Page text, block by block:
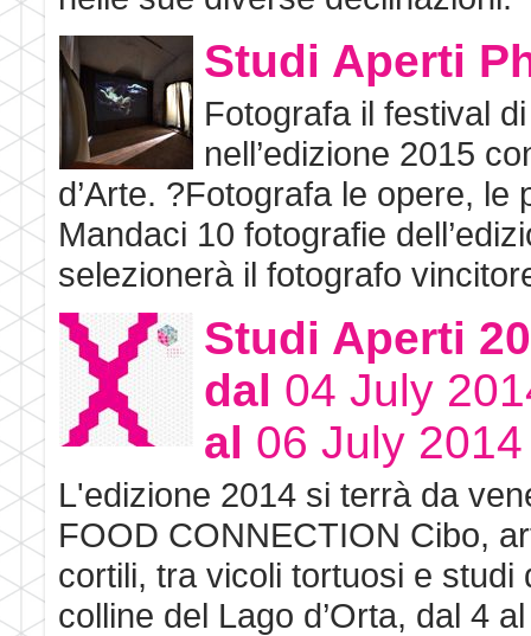
Studi Aperti
Fotografa il festival
nell’edizione 2015
d’Arte. ?Fotografa le opere,
Mandaci 10 fotografie
selezionerà il fotografo
Studi Aperti
dal 04 July
al 06 July 2014
L'edizione 2014 si terrà da
FOOD CONNECTION Cibo,
cortili, tra vicoli tortuosi e studi
colline del Lago d’Orta, dal 4